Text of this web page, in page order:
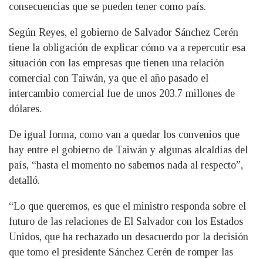
consecuencias que se pueden tener como país.
Según Reyes, el gobierno de Salvador Sánchez Cerén
tiene la obligación de explicar cómo va a repercutir esa
situación con las empresas que tienen una relación
comercial con Taiwán, ya que el año pasado el
intercambio comercial fue de unos 203.7 millones de
dólares.
De igual forma, como van a quedar los convenios que
hay entre el gobierno de Taiwán y algunas alcaldías del
país, “hasta el momento no sabemos nada al respecto”,
detalló.
“Lo que queremos, es que el ministro responda sobre el
futuro de las relaciones de El Salvador con los Estados
Unidos, que ha rechazado un desacuerdo por la decisión
que tomo el presidente Sánchez Cerén de romper las